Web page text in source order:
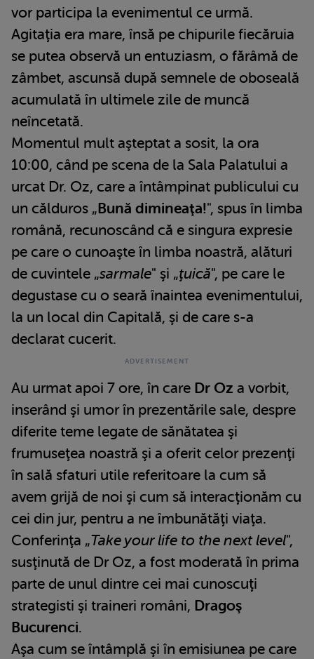
vor participa la evenimentul ce urmă.
Agitaţia era mare, însă pe chipurile fiecăruia
se putea observă un entuziasm, o fărâmă de
zâmbet, ascunsă după semnele de oboseală
acumulată în ultimele zile de muncă
neîncetată.
Momentul mult aşteptat a sosit, la ora
10:00, când pe scena de la Sala Palatului a
urcat Dr. Oz, care a întâmpinat publicului cu
un călduros „Bună dimineaţa!", spus în limba
română, recunoscând că e singura expresie
pe care o cunoaşte în limba noastră, alături
de cuvintele „sarmale" şi „ţuică", pe care le
degustase cu o seară înaintea evenimentului,
la un local din Capitală, şi de care s-a
declarat cucerit.
Au urmat apoi 7 ore, în care Dr Oz a vorbit,
inserând şi umor în prezentările sale, despre
diferite teme legate de sănătatea şi
frumuseţea noastră şi a oferit celor prezenţi
în sală sfaturi utile referitoare la cum să
avem grijă de noi şi cum să interacţionăm cu
cei din jur, pentru a ne îmbunătăţi viaţa.
Conferinţa „Take your life to the next level",
susţinută de Dr Oz, a fost moderată în prima
parte de unul dintre cei mai cunoscuţi
strategisti şi traineri români, Dragoş
Bucurenci.
Aşa cum se întâmplă şi în emisiunea pe care